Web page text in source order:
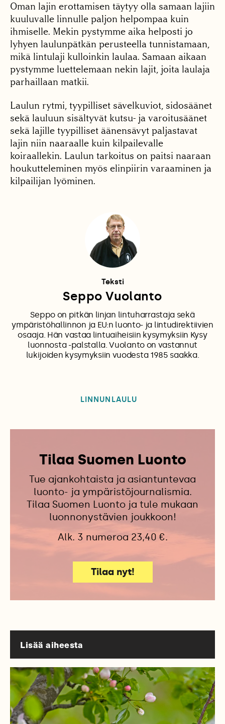
Oman lajin erottamisen täytyy olla samaan lajiin
kuuluvalle linnulle paljon helpompaa kuin
ihmiselle. Mekin pystymme aika helposti jo
lyhyen laulunpätkän perusteella tunnistamaan,
mikä lintulaji kulloinkin laulaa. Samaan aikaan
pystymme luettelemaan nekin lajit, joita laulaja
parhaillaan matkii.
Laulun rytmi, tyypilliset sävelkuviot, sidos­äänet
sekä lauluun sisältyvät kutsu- ja varoitusäänet
sekä lajille tyypilliset äänensävyt paljastavat
lajin niin naaraalle kuin kilpailevalle
koiraallekin. Laulun tarkoitus on paitsi naaraan
houkutteleminen myös elinpiirin varaaminen ja
kilpailijan lyöminen.
Teksti
Seppo Vuolanto
Seppo on pitkän linjan lintuharrastaja sekä
ympäristöhallinnon ja EU:n luonto- ja lintudirektiivien
osaaja. Hän vastaa lintuaiheisiin kysymyksiin Kysy
luonnosta -palstalla. Vuolanto on vastannut
lukijoiden kysymyksiin vuodesta 1985 saakka.
LINNUNLAULU
Tilaa Suomen Luonto
Tue ajankohtaista ja asiantuntevaa
luonto- ja ympäristöjournalismia.
Tilaa Suomen Luonto ja tule mukaan
luonnonystävien joukkoon!
Alk. 3 numeroa 23,40 €.
Tilaa nyt!
Lisää aiheesta